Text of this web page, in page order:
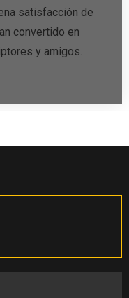
satisfacción de
convertido en
y amigos.